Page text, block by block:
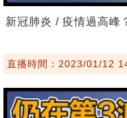
新冠肺炎 / 疫情過高峰
直播時間：2023/01/12